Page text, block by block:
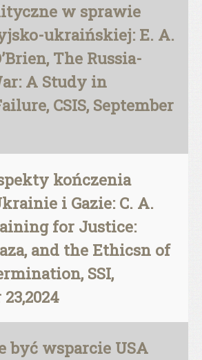
w sprawie
ukraińskiej: E. A.
The Russia-
A Study in
CSIS, September
kończenia
i Gazie: C. A.
for Justice:
and the Ethicsn of
SSI,
być wsparcie USA